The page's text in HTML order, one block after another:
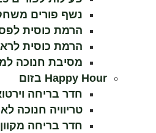
נשף פורים
הרמת כוסית
הרמת כוסית
מסיבת חנוכה
Happy Hour בזום
חדר בריחה
טריוויה חנוכה
חדר בריחה
העוגיות